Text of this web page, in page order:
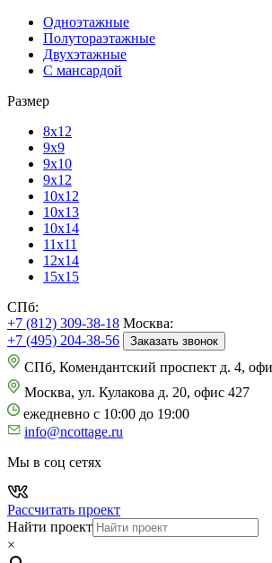
Одноэтажные
Полутораэтажные
Двухэтажные
С мансардой
Размер
8х12
9х9
9х10
9х12
10х12
10х13
10х14
11х11
12х14
15х15
СПб:
+7 (812) 309-38-18 Москва:
+7 (495) 204-38-56
Заказать звонок
СПб, Комендантский проспект д. 4,
Москва, ул. Кулакова д. 20, офис 427
ежедневно с 10:00 до 19:00
info@ncottage.ru
Мы в соц сетях
Рассчитать проект
Найти проект
×